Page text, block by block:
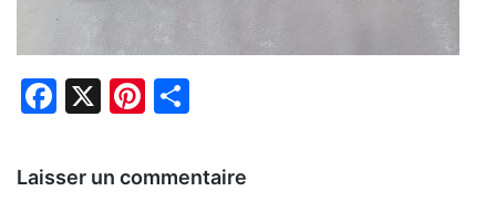
Facebook
X Pinterest
Laisser un commentaire